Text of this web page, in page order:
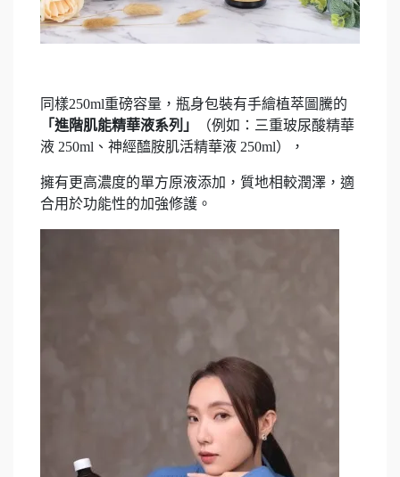
同樣250ml重磅容量，瓶身包裝有手繪植萃圖騰的
「進階肌能精華液系列」
（例如：三重玻尿酸精華
液 250ml、神經醯胺肌活精華液 250ml），
擁有更高濃度的單方原液添加，質地相較潤澤，適
合用於功能性的加強修護 。